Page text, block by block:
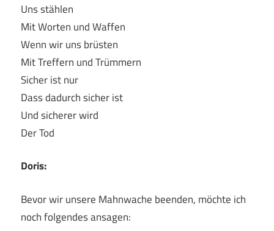
Uns stählen
Mit Worten und Waffen
Wenn wir uns brüsten
Mit Treffern und Trümmern
Sicher ist nur
Dass dadurch sicher ist
Und sicherer wird
Der Tod
Doris:
Bevor wir unsere Mahnwache beenden, möchte ich
noch folgendes ansagen: